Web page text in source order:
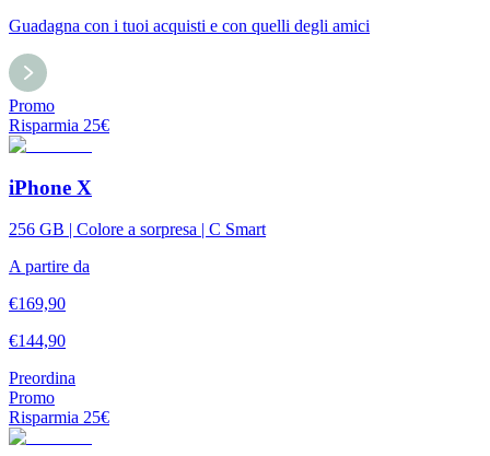
Guadagna con i tuoi acquisti e con quelli degli amici
Promo
Risparmia 25€
iPhone X
256 GB | Colore a sorpresa | C Smart
A partire da
€169,90
€144,90
Preordina
Promo
Risparmia 25€